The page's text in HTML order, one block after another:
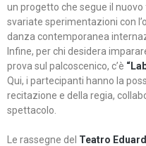
un progetto che segue il
svariate sperimentazioni con
danza contemporanea
Infine, per chi desidera
prova sul palcoscenico, c’è
Qui, i partecipanti hanno la
recitazione e della regia,
spettacolo.
Le rassegne del Teatro